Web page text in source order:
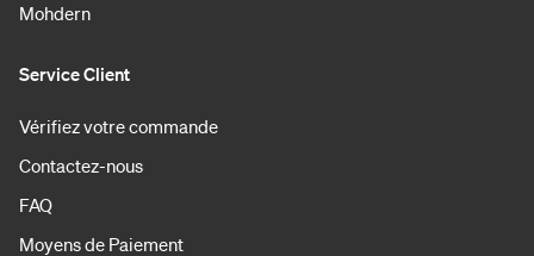
Mohdern
Service Client
Vérifiez votre commande
Contactez-nous
FAQ
Moyens de Paiement